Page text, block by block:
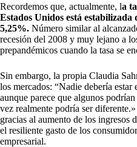
Recordemos que, actualmente, la
Estados Unidos está estabilizada
5,25%. Número similar al
recesión del 2008 y muy lejano a
prepandémicos cuando la tasa se
Sin embargo, la propia Claudia
los mercados: “Nadie debería estar
aunque parece que algunos
vez realmente podría ser
gracias al aumento de los ingresos
el resiliente gasto de los
empresarial.